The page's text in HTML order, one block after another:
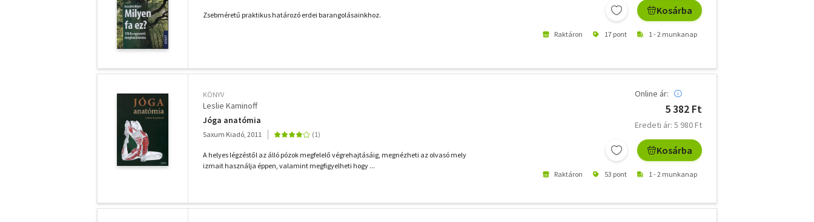
Zsebméretű praktikus határozó erdei barangolásainkhoz. Kosárba
Raktáron 17 pont 1 - 2 munkanap
KÖNYV
Leslie Kaminoff
Jóga anatómia
Saxum Kiadó, 2011
A helyes légzéstől az álló pózok megfelelő végrehajtásáig, megnézheti az olvasó mely
izmait használja éppen, valamint megfigyelheti hogy ...
Online ár:
5 382 Ft
Eredeti ár: 5 980 Ft
Kosárba
Raktáron 53 pont 1 - 2 munkanap